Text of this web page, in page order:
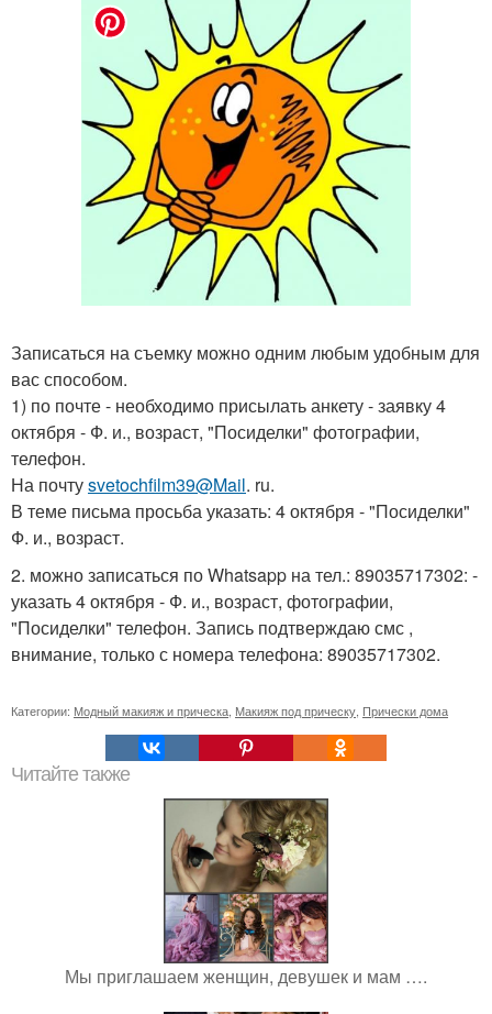
Записаться на съемку можно одним любым удобным для
вас способом.
1) по почте - необходимо присылать анкету - заявку 4
октября - Ф. и., возраст, "Посиделки" фотографии,
телефон.
На почтуsvetochfilm39@Mail. ru.
В теме письма просьба указать: 4 октября - "Посиделки"
Ф. и., возраст.
2. можно записаться по Whatsapp на тел.: 89035717302: -
указать 4 октября - Ф. и., возраст, фотографии,
"Посиделки" телефон. Запись подтверждаю смс ,
внимание, только с номера телефона: 89035717302.
Категории: Модный макияж и прическа Макияж под прическу Прически дома
Читайте также
Мы приглашаем женщин, девушек и мам ….